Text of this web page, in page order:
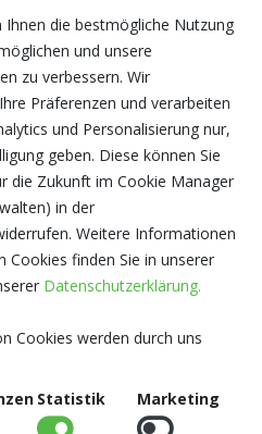
mit Neuigkeiten und
Ihnen die bestmögliche Nutzung
und unsere
zu verbessern. Wir
Präferenzen und verarbeiten
und Personalisierung nur,
geben. Diese können Sie
die Zukunft im Cookie Manager
in der
Weitere Informationen
Cookies finden Sie in unserer
Datenschutzerklärung.
Cookies werden durch uns
Statistik Marketing